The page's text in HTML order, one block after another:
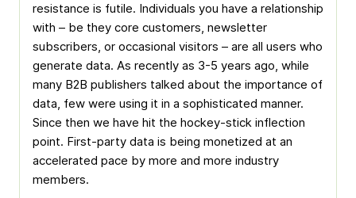
resistance is futile. Individuals you have a relationship
with – be they core customers, newsletter
subscribers, or occasional visitors – are all users who
generate data. As recently as 3-5 years ago, while
many B2B publishers talked about the importance of
data, few were using it in a sophisticated manner.
Since then we have hit the hockey-stick inflection
point. First-party data is being monetized at an
accelerated pace by more and more industry
members.